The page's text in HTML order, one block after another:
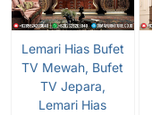
Lemari Hias Bufet
TV Mewah, Bufet
TV Jepara,
Lemari Hias